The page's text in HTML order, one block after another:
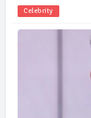
Celebrity